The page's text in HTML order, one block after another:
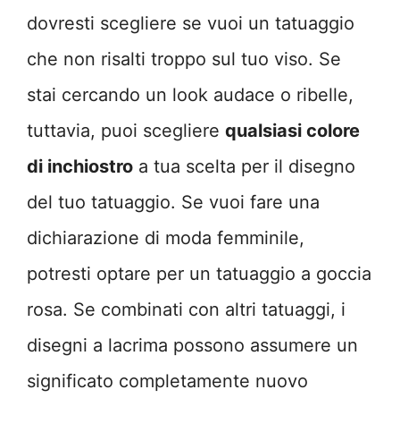
dovresti scegliere se vuoi un tatuaggio
che non risalti troppo sul tuo viso. Se
stai cercando un look audace o ribelle,
tuttavia, puoi scegliere qualsiasi colore
di inchiostro a tua scelta per il disegno
del tuo tatuaggio. Se vuoi fare una
dichiarazione di moda femminile,
potresti optare per un tatuaggio a goccia
rosa. Se combinati con altri tatuaggi, i
disegni a lacrima possono assumere un
significato completamente nuovo